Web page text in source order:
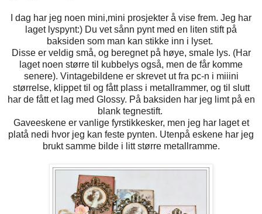
I dag har jeg noen mini,mini prosjekter å vise frem. Jeg har
laget lyspynt:) Du vet sånn pynt med en liten stift på
baksiden som man kan stikke inn i lyset.
Disse er veldig små, og beregnet på høye, smale lys. (Har
laget noen større til kubbelys også, men de får komme
senere). Vintagebildene er skrevet ut fra pc-n i miiini
størrelse, klippet til og fått plass i metallrammer, og til slutt
har de fått et lag med Glossy. På baksiden har jeg limt på en
blank tegnestift.
Gaveeskene er vanlige fyrstikkesker, men jeg har laget et
platå nedi hvor jeg kan feste pynten. Utenpå eskene har jeg
brukt samme bilde i litt større metallramme.